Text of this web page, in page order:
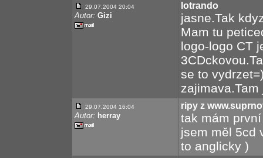
29.07.2004 20:04
Autor: Gizi
lotrando
jasne.Tak
Mam tu
logo-logo CT
se to
29.07.2004 16:04
Autor: herray
ripy z
tak mám
jsem měl 5cd
to anglicky )